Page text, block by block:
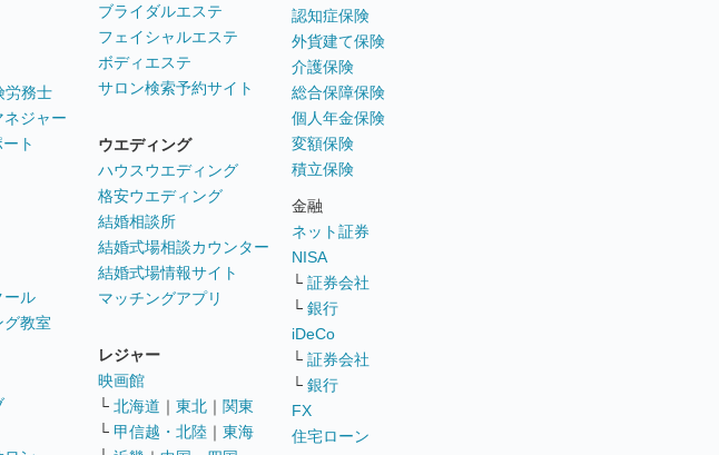
労務士
ネジャー
ト
ール
グ教室
ブライダルエステ
フェイシャルエステ
ボディエステ
サロン検索予約サイト
ウエディング
ハウスウエディング
格安ウエディング
結婚相談所
結婚式場相談カウンター
結婚式場情報サイト
マッチングアプリ
レジャー
映画館
└ 北海道 ｜ 東北 ｜ 関東
└ 甲信越・北陸 ｜ 東海
認知症保険
外貨建て保険
介護保険
総合保障保険
個人年金保険
変額保険
積立保険
金融
ネット証券
NISA
└ 証券会社
└ 銀行
iDeCo
└ 証券会社
└ 銀行
FX
住宅ローン